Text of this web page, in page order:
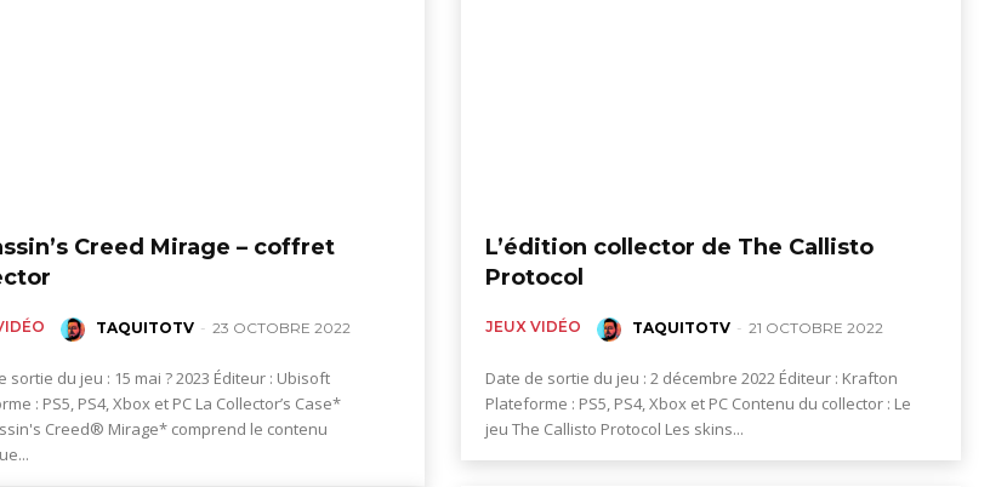
Creed Mirage – coffret
TAQUITOTV - 23 OCTOBRE 2022
sortie du jeu : 15 mai ? 2023 Éditeur : Ubisoft
: PS5, PS4, Xbox et PC La Collector’s Case*
Creed® Mirage* comprend le contenu
L’édition collector de The Callisto
Protocol
JEUX VIDÉO TAQUITOTV - 21 OCTOBRE 2022
Date de sortie du jeu : 2 décembre 2022 Éditeur : Krafton
Plateforme : PS5, PS4, Xbox et PC Contenu du collector : Le
jeu The Callisto Protocol Les skins...